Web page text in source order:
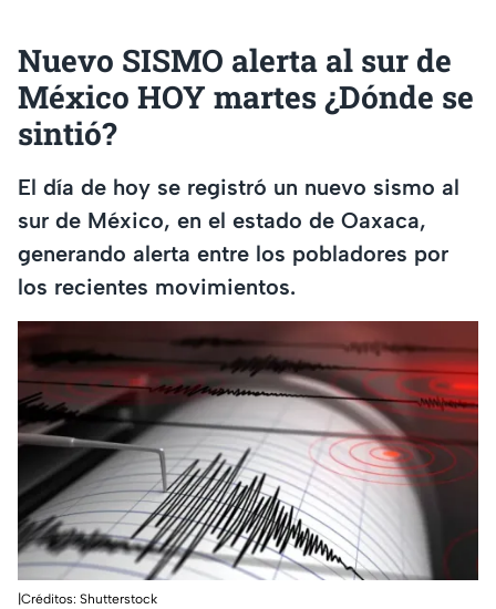
Nuevo SISMO alerta al sur de
México HOY martes ¿Dónde se
sintió?
El día de hoy se registró un nuevo sismo al
sur de México, en el estado de Oaxaca,
generando alerta entre los pobladores por
los recientes movimientos.
|Créditos: Shutterstock